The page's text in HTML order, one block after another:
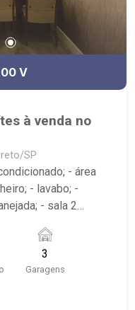
V
à venda no
SP
- área
- lavabo; -
- sala 2
24h, piscina,
3
Garagens